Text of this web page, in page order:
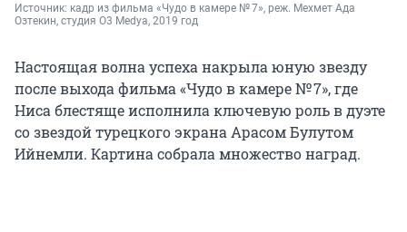
Источник: кадр из фильма «Чудо в камере № 7», реж. Мехмет Ада
Озтекин, студия O3 Medya, 2019 год
Настоящая волна успеха накрыла юную звезду
после выхода фильма «Чудо в камере№ 7», где
Ниса блестяще исполнила ключевую роль в дуэте
со звездой турецкого экрана Арасом Булутом
Ийнемли. Картина собрала множество наград.